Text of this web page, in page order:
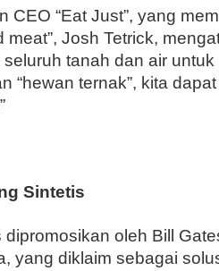
CEO “Eat Just”, yang
meat”, Josh Tetrick,
tanah dan air
“hewan ternak”, kita
Sintetis
dipromosikan oleh Bill
yang diklaim sebagai